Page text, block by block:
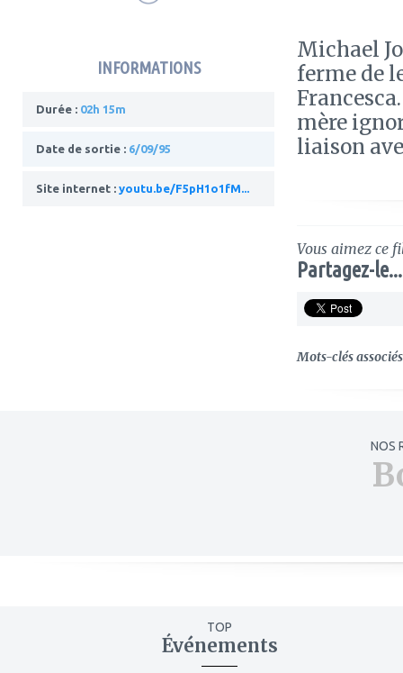
INFORMATIONS
Durée : 02h 15m
Date de sortie : 6/09/95
Site internet : youtu.be/F5pH1o1fM...
Michael
ferme de
mère
liaison
Vous aimez ce
Partagez-le...
Mots-clés
NOS
TOP
Événements